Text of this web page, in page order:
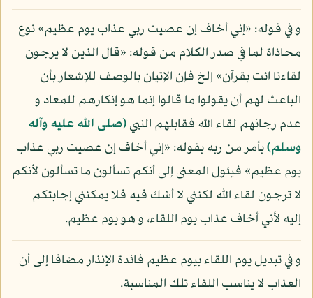
و في قوله: «إني أخاف إن عصيت ربي عذاب يوم عظيم» نوع
محاذاة لما في صدر الكلام من قوله: «قال الذين لا يرجون
لقاءنا ائت بقرآن» إلخ فإن الإتيان بالوصف للإشعار بأن
الباعث لهم أن يقولوا ما قالوا إنما هو إنكارهم للمعاد و
عدم رجائهم لقاء الله فقابلهم النبي(صلى الله عليه وآله
وسلم)بأمر من ربه بقوله: «إني أخاف إن عصيت ربي عذاب
يوم عظيم» فيئول المعنى إلى أنكم تسألون ما تسألون لأنكم
لا ترجون لقاء الله لكنني لا أشك فيه فلا يمكنني إجابتكم
إليه لأني أخاف عذاب يوم اللقاء، و هو يوم عظيم.
و في تبديل يوم اللقاء بيوم عظيم فائدة الإنذار مضافا إلى أن
العذاب لا يناسب اللقاء تلك المناسبة.